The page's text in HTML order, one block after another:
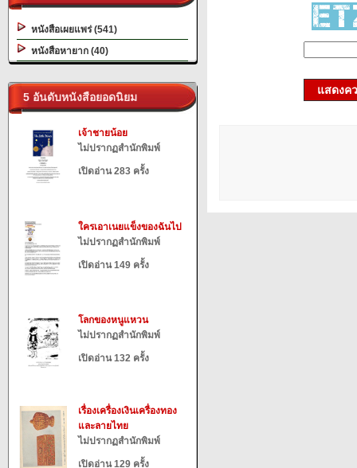
หนังสือเผยแพร่ (541)
หนังสือหายาก (40)
5 อันดับหนังสือยอดนิยม
เจ้าชายน้อย
ไม่ปรากฏสำนักพิมพ์
เปิดอ่าน 283 ครั้ง
ใครเอาเนยแข็งของฉันไป
ไม่ปรากฏสำนักพิมพ์
เปิดอ่าน 149 ครั้ง
โลกของหนูแหวน
ไม่ปรากฏสำนักพิมพ์
เปิดอ่าน 132 ครั้ง
เรื่องเครื่องเงินเครื่องทอง
และลายไทย
ไม่ปรากฏสำนักพิมพ์
เปิดอ่าน 129 ครั้ง
แสดงค